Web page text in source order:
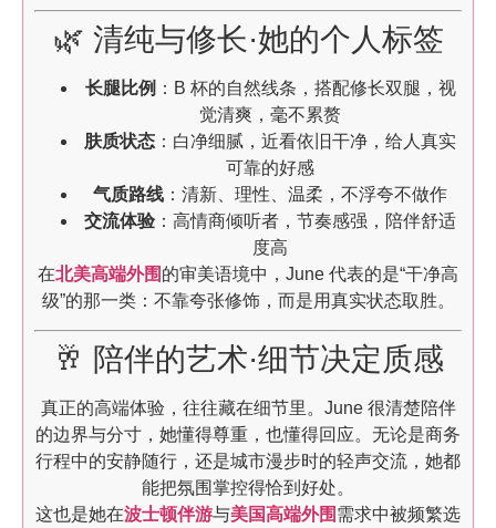
🌿 清纯与修长·她的个人标签
长腿比例 ：B 杯的自然线条，搭配修长双腿，视
觉清爽，毫不累赘
肤质状态 ：白净细腻，近看依旧干净，给人真实
可靠的好感
气质路线 ：清新、理性、温柔，不浮夸不做作
交流体验 ：高情商倾听者，节奏感强，陪伴舒适
度高
在北美高端外围 的审美语境中，June 代表的是“干净高
级”的那一类：不靠夸张修饰，而是用真实状态取胜。
🥂 陪伴的艺术·细节决定质感
真正的高端体验，往往藏在细节里。June 很清楚陪伴
的边界与分寸，她懂得尊重，也懂得回应。无论是商务
行程中的安静随行，还是城市漫步时的轻声交流，她都
能把氛围掌控得恰到好处。
这也是她在波士顿伴游与美国高端外围 需求中被频繁选